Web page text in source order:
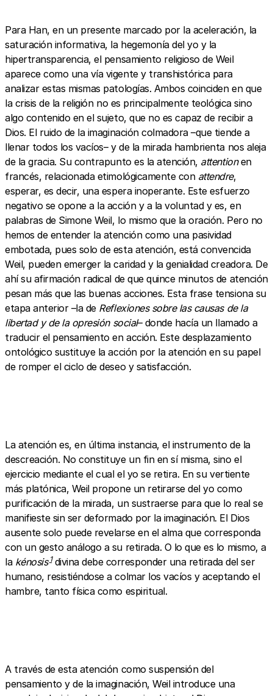
Para Han, en un presente marcado por la aceleración, la
saturación informativa, la hegemonía del yo y la
hipertransparencia, el pensamiento religioso de Weil
aparece como una vía vigente y transhistórica para
analizar estas mismas patologías. Ambos coinciden en que
la crisis de la religión no es principalmente teológica sino
algo contenido en el sujeto, que no es capaz de recibir a
Dios. El ruido de la imaginación colmadora –que tiende a
llenar todos los vacíos– y de la mirada hambrienta nos aleja
de la gracia. Su contrapunto es la atención, attentionen
francés, relacionada etimológicamente con attendre,
esperar, es decir, una espera inoperante. Este esfuerzo
negativo se opone a la acción y a la voluntad y es, en
palabras de Simone Weil, lo mismo que la oración. Pero no
hemos de entender la atención como una pasividad
embotada, pues solo de esta atención, está convencida
Weil, pueden emerger la caridad y la genialidad creadora. De
ahí su afirmación radical de que quince minutos de atención
pesan más que las buenas acciones. Esta frase tensiona su
etapa anterior –la de Reflexiones sobre las causas de la
libertad y de la opresión social– donde hacía un llamado a
traducir el pensamiento en acción. Este desplazamiento
ontológico sustituye la acción por la atención en su papel
de romper el ciclo de deseo y satisfacción.
La atención es, en última instancia, el instrumento de la
descreación. No constituye un fin en sí misma, sino el
ejercicio mediante el cual el yo se retira. En su vertiente
más platónica, Weil propone un retirarse del yo como
purificación de la mirada, un sustraerse para que lo real se
manifieste sin ser deformado por la imaginación. El Dios
ausente solo puede revelarse en el alma que corresponda
con un gesto análogo a su retirada. O lo que es lo mismo, a
la kénosis 1 divina debe corresponder una retirada del ser
humano, resistiéndose a colmar los vacíos y aceptando el
hambre, tanto física como espiritual.
A través de esta atención como suspensión del
pensamiento y de la imaginación, Weil introduce una